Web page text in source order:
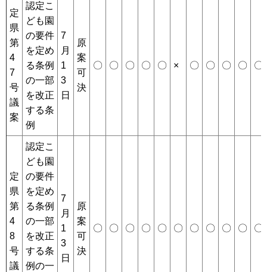
定
県
第
4
7
号
議
案
認定こ
ども園
の要件
を定め
る条例
の一部
を改正
する条
例
7
月
1
3
日
原
案
可
決
〇 〇 〇 〇 〇 × 〇 〇 〇 〇 〇
定
県
第
4
8
号
議
認定こ
ども園
の要件
を定め
る条例
の一部
を改正
する条
例の一
7
月
1
3
日
原
案
可
決
〇 〇 〇 〇 〇 〇 〇 〇 〇 〇 〇